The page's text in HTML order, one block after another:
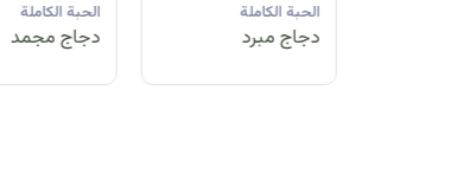
الحبة الكاملة
دجاج مبرد
الحبة الكاملة
دجاج مجمد
الحبة الكاملة
دجاج مجمد